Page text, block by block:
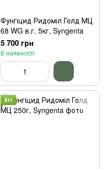
Фунгіцид Ридоміл Голд МЦ
68 WG в.г. 5кг, Syngenta
5 700 грн
В наявності
Хіт